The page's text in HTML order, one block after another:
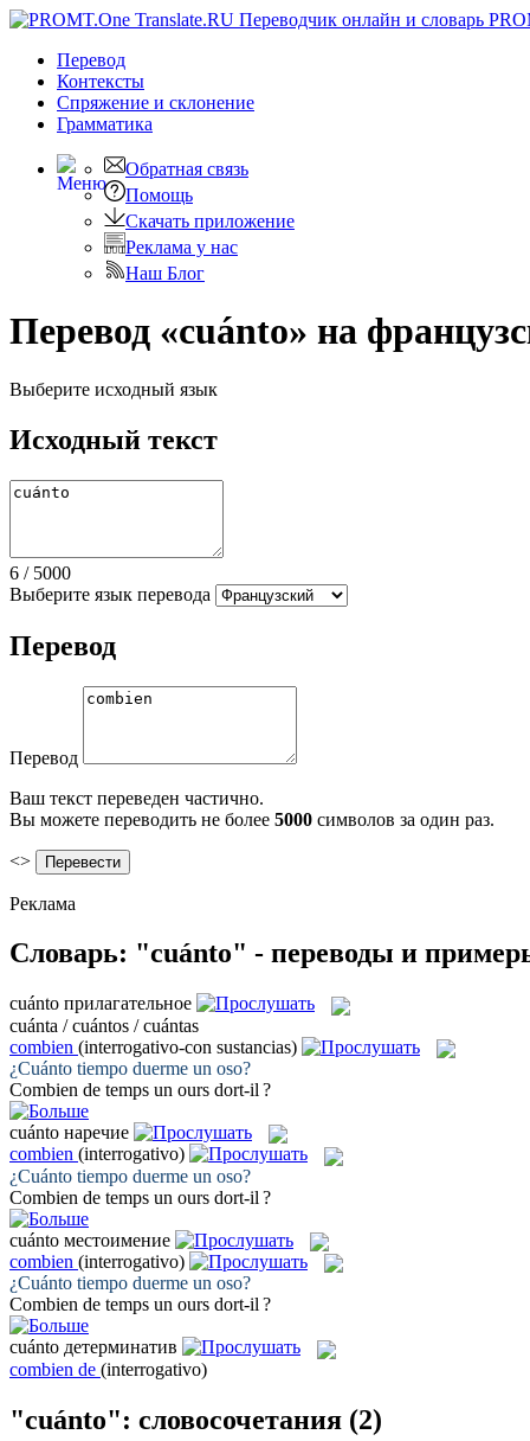
Перевод
Контексты
Спряжение и склонение
Грамматика
Обратная связь
Помощь
Скачать приложение
Реклама у нас
Наш Блог
Перевод «cuánto» на
Выберите исходный язык
Исходный текст
6 / 5000
Выберите язык перевода
Перевод
Перевод
Ваш текст переведен частично.
Вы можете переводить не более 5000 символов за один раз.
<>
Реклама
Словарь: "cuánto" - переводы и
cuánto прилагательное
cuánta / cuántos / cuántas
combien (interrogativo-con sustancias)
¿Cuánto tiempo duerme un oso?
Combien de temps un ours dort-il ?
cuánto наречие
combien (interrogativo)
¿Cuánto tiempo duerme un oso?
Combien de temps un ours dort-il ?
cuánto местоимение
combien (interrogativo)
¿Cuánto tiempo duerme un oso?
Combien de temps un ours dort-il ?
cuánto детерминатив
combien de (interrogativo)
"cuánto": словосочетания (2)